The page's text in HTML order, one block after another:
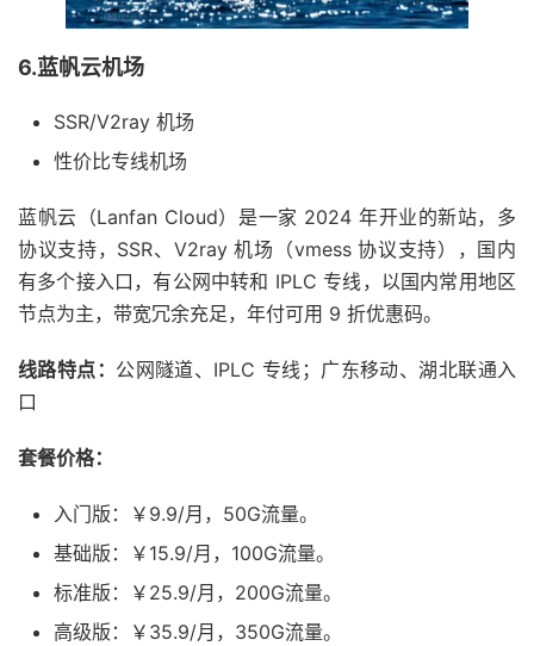
6.蓝帆云机场
SSR/V2ray 机场
性价比专线机场
蓝帆云（Lanfan Cloud）是一家 2024 年开业的新站，多
协议支持，SSR、V2ray 机场（vmess 协议支持），国内
有多个接入口，有公网中转和 IPLC 专线，以国内常用地区
节点为主，带宽冗余充足，年付可用 9 折优惠码。
线路特点： 公网隧道、IPLC 专线；广东移动、湖北联通入
口
套餐价格：
入门版：￥9.9/月，50G流量。
基础版：￥15.9/月，100G流量。
标准版：￥25.9/月，200G流量。
高级版：￥35.9/月，350G流量。